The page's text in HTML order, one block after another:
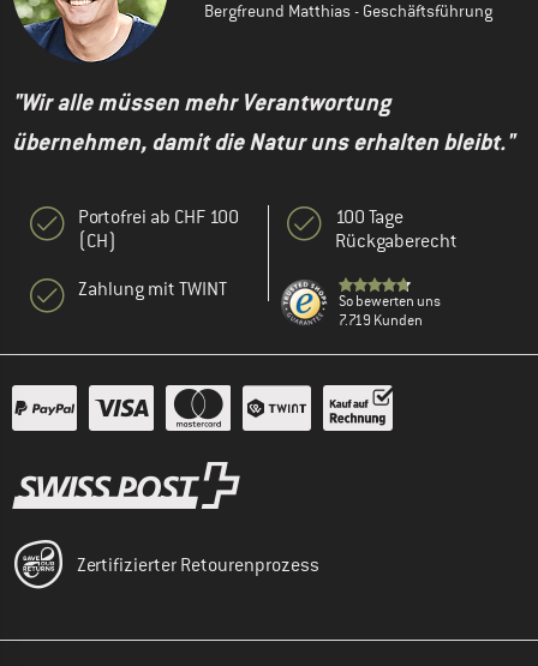
Bergfreund Matthias - Geschäftsführung
"Wir alle müssen mehr Verantwortung
übernehmen, damit die Natur uns erhalten bleibt."
Portofrei ab CHF 100
(CH)
Zahlung mit TWINT
100 Tage
Rückgaberecht
So bewerten uns
7.719 Kunden
Zertifizierter Retourenprozess